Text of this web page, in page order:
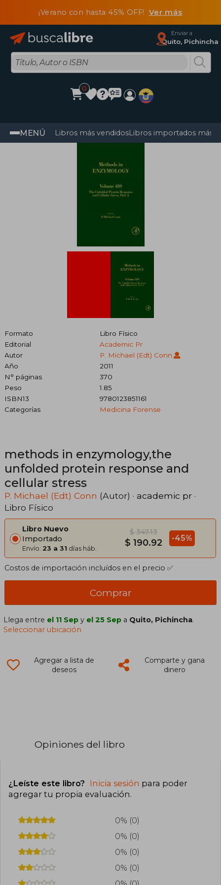
¡Verano con hasta 45% OFF! Ver más
Enviar a
Quito, Pichincha
0
MENÚ Libros más vendidosLibros importados más
Formato
Libro Físico
Editorial
Academic Pr
Autor
P. Michael (edt) Conn
Año
2011
N° páginas
370
Peso
1.85
ISBN13
9780123851161
Categorías
Medicina Forense
methods in enzymology,the
unfolded protein response and
cellular stress
P. Michael (Edt) Conn (Autor) · academic pr ·
Libro Físico
Libro Nuevo
Importado
Envío: 23 a 31 días háb.
$ 347.13
$ 190.92 -45%
Costos de importación incluídos en el precio ✅
Comprar
Llega entre el 11 Sep y el 25 Sep a Quito, Pichincha.
Seleccionar ubicación
Agregar a lista de
deseos
Comparte y gana
dinero
Opiniones del libro
¿Leíste este libro? Inicia sesión para poder
agregar tu propia evaluación.
0% (0)
0% (0)
0% (0)
0% (0)